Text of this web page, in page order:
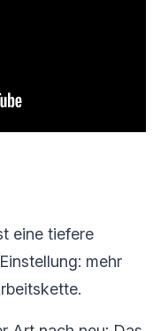
eine tiefere
mehr